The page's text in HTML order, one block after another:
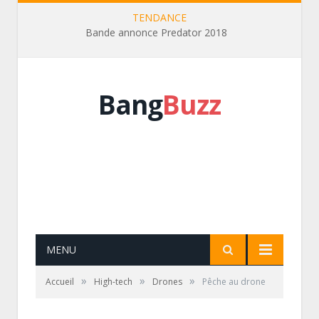
TENDANCE
Bande annonce Predator 2018
BangBuzz
MENU
Accueil » High-tech » Drones » Pêche au drone